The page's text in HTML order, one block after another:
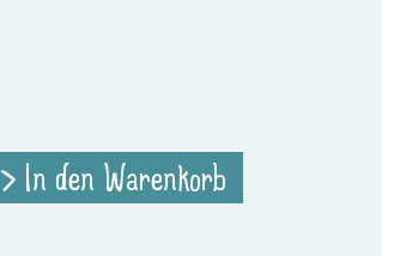
> In den Warenkorb